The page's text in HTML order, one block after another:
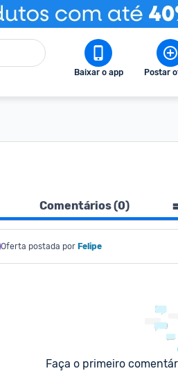
Baixar o app Postar
Comentários (0)
Oferta postada por Felipe
Faça o primeiro